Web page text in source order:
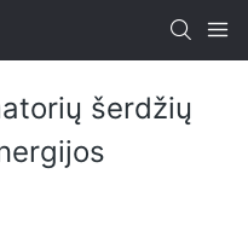
šerdžių